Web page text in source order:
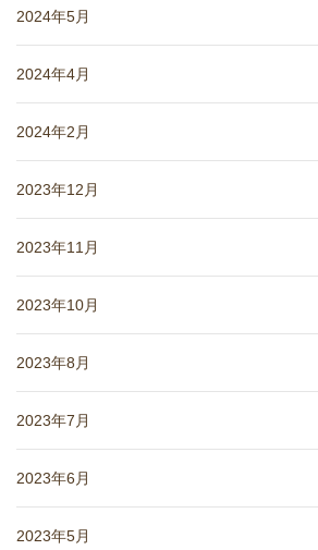
2024年5月
2024年4月
2024年2月
2023年12月
2023年11月
2023年10月
2023年8月
2023年7月
2023年6月
2023年5月